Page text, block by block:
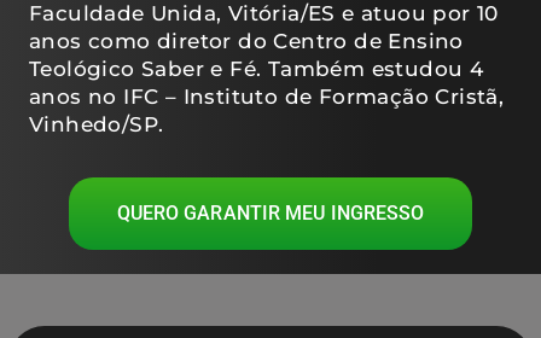
Faculdade Unida, Vitória/ES e atuou por 10
anos como diretor do Centro de Ensino
Teológico Saber e Fé. Também estudou 4
anos no IFC – Instituto de Formação Cristã,
Vinhedo/SP.
QUERO GARANTIR MEU INGRESSO